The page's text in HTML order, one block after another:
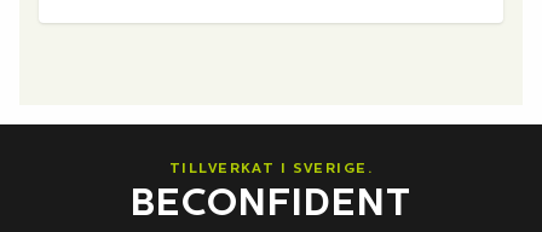
TILLVERKAT I SVERIGE.
BECONFIDENT